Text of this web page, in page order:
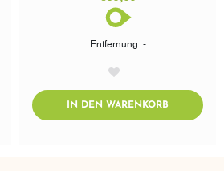
Entfernung: -
IN DEN WARENKORB ADDTOCART